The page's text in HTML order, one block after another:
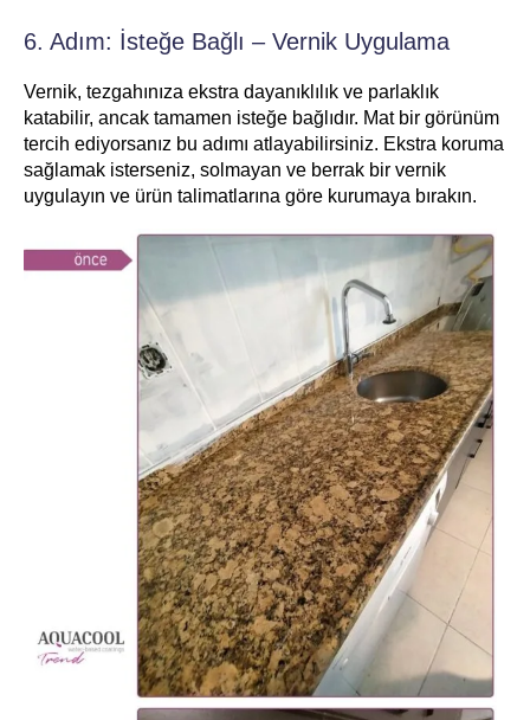
6. Adım: İsteğe Bağlı – Vernik Uygulama
Vernik, tezgahınıza ekstra dayanıklılık ve parlaklık
katabilir, ancak tamamen isteğe bağlıdır. Mat bir görünüm
tercih ediyorsanız bu adımı atlayabilirsiniz. Ekstra koruma
sağlamak isterseniz, solmayan ve berrak bir vernik
uygulayın ve ürün talimatlarına göre kurumaya bırakın.